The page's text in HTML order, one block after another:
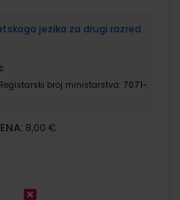
jezika za drugi razred
Registarski broj ministarstva: 7071-
8,00 €